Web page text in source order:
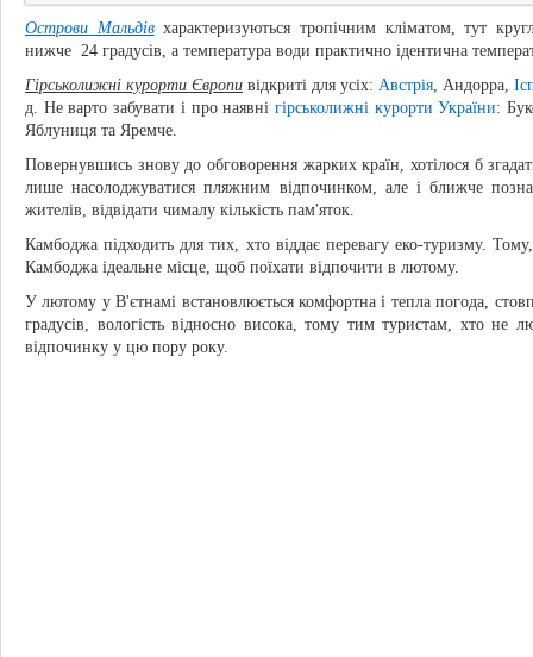
Острови Мальдівхарактеризуються тропічним кліматом, тут
нижче 24 градусів, а температура води практично ідентична
Гірськолижні курорти Європи відкриті для усіх: Австрія, Андорра,
д. Не варто забувати і про наявні гірськолижні курорти України:
Яблуниця та Яремче.
Повернувшись знову до обговорення жарких країн, хотілося б
лише насолоджуватися пляжним відпочинком, але і ближче
жителів, відвідати чималу кількість пам'яток.
Камбоджа підходить для тих, хто віддає перевагу еко-туризму.
Камбоджа ідеальне місце, щоб поїхати відпочити в лютому.
У лютому у В'єтнамі встановлюється комфортна і тепла погода,
градусів, вологість відносно висока, тому тим туристам, хто не
відпочинку у цю пору року.